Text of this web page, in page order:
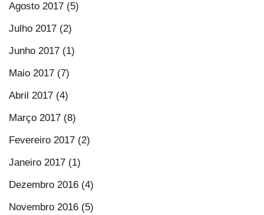
Agosto 2017 (5)
Julho 2017 (2)
Junho 2017 (1)
Maio 2017 (7)
Abril 2017 (4)
Março 2017 (8)
Fevereiro 2017 (2)
Janeiro 2017 (1)
Dezembro 2016 (4)
Novembro 2016 (5)